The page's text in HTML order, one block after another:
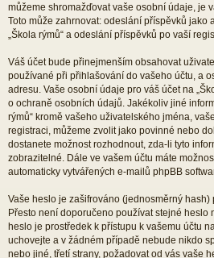
můžeme shromažďovat vaše osobní údaje, je
Toto může zahrnovat: odeslání příspěvků jako
„Škola rýmů“ a odeslání příspěvků po vaší
Váš účet bude přinejmenším obsahovat
používané při přihlašování do vašeho účtu, a
adresu. Vaše osobní údaje pro váš účet na
o ochraně osobních údajů. Jakékoliv jiné
rýmů“ kromě vašeho uživatelského jména,
registraci, můžeme zvolit jako povinné nebo
dostanete možnost rozhodnout, zda-li tyto
zobrazitelné. Dále ve vašem účtu máte
automaticky vytvářených e-mailů phpBB
Vaše heslo je zašifrováno (jednosměrný hash)
Přesto není doporučeno používat stejné heslo
heslo je prostředek k přístupu k vašemu účtu
uchovejte a v žádném případě nebude nikdo
nebo jiné, třetí strany, požadovat od vás vaše